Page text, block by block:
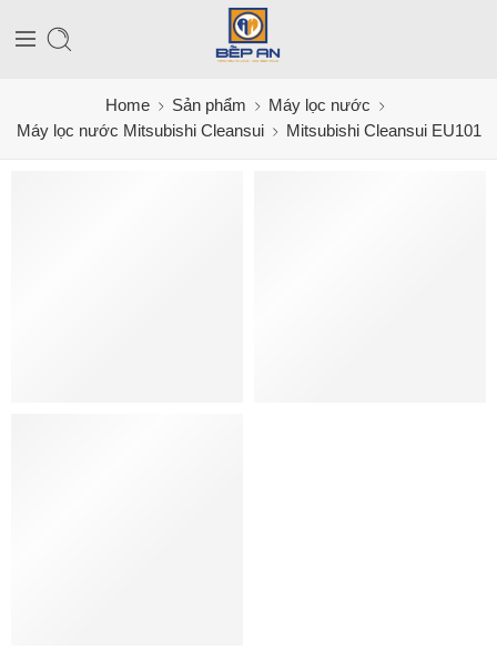
Home Sản phẩm
Máy lọc nước
Máy lọc nước Mitsubishi Cleansui
Mitsubishi Cleansui EU101